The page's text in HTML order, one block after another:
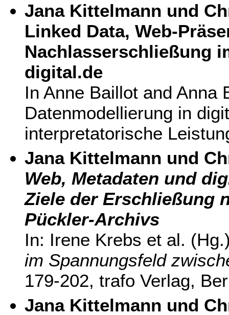
Jana Kittelmann und
Linked Data, Web-
Nachlasserschließung
digital.de
In Anne Baillot and Anna
Datenmodellierung in
interpretatorische
Jana Kittelmann und
Web, Metadaten und
Ziele der Erschließung
Pückler-Archivs
In: Irene Krebs et al.
im Spannungsfeld
179-202, trafo Verlag,
Jana Kittelmann und